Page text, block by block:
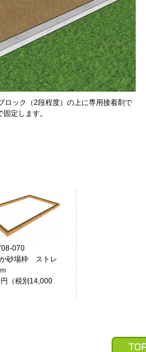
ロック（2段程度）の上に専用接着剤で
定します。
070
砂場枠 ストレ
（税別14,000